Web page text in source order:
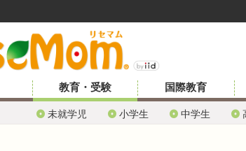
教育・受験
未就学児 小学生 中学生
国際教育